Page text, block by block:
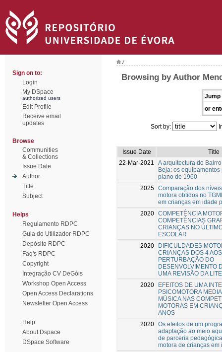
Sign on to:
Login
My DSpace
authorized users
Edit Profile
Receive email
updates
Browse
Communities
& Collections
Issue Date
Author
Title
Subject
Helps
Regulamento RDPC
Guia do Utilizador RDPC
Depósito RDPC
Faq's RDPC
Copyright
Integração CV DeGóis
Workshop Open Access
Open Access Declarations
Newsletter Open Access
Help
About Dspace
DSpace Software
/
Browsing by Author
Jump
or
Sort by:
Issue Date
Title
22-Mar-2021
A arquitectura do
Beja: os
plano de 1960
2025 Comparação dos
motora obtidos no
em crianças em idade
2020 COMPETÊNCIA
COMPETÊNCIAS
CRIANÇAS NO
ESCOLAR
2020
DIFICULDADES
CRIANÇAS DOS 4
PERTURBAÇÃO DO
DESENVOLVIMENTO
UMA REVISÃO DA
2020
EFEITOS DE UMA
PSICOMOTORA
MÚSICA NAS
MOTORAS EM
ANOS
2020 Os efeitos de um
adaptação ao meio
de parceria
motora de crianças